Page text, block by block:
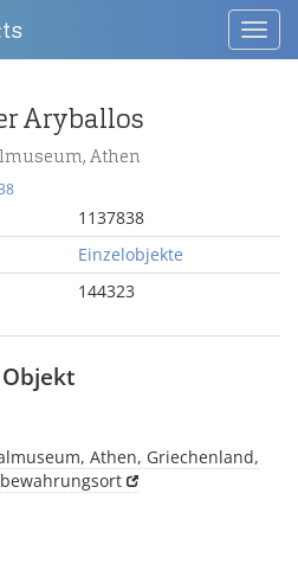
Aryballos
Athen
1137838
Einzelobjekte
144323
Athen, Griechenland,